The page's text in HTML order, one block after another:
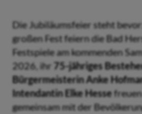
Die Jubiläumsfeier steht
großen Fest feiern die Bad
Festspiele am kommenden
2026, ihr 75-jähriges
Bürgermeisterin Anke
Intendantin Elke Hesse
gemeinsam mit der